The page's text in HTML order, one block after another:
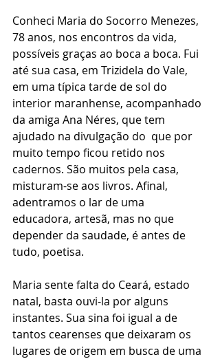
Conheci Maria do Socorro Menezes,
78 anos, nos encontros da vida,
possíveis graças ao boca a boca. Fui
até sua casa, em Trizidela do Vale,
em uma típica tarde de sol do
interior maranhense, acompanhado
da amiga Ana Néres, que tem
ajudado na divulgação do  que por
muito tempo ficou retido nos
cadernos. São muitos pela casa,
misturam-se aos livros. Afinal,
adentramos o lar de uma
educadora, artesã, mas no que
depender da saudade, é antes de
tudo, poetisa.
Maria sente falta do Ceará, estado
natal, basta ouvi-la por alguns
instantes. Sua sina foi igual a de
tantos cearenses que deixaram os
lugares de origem em busca de uma